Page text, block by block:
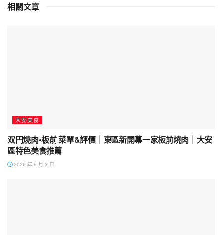
相關文章
大安美食
双円燒肉•板前 菜單&評價｜東區新開幕一家板前燒肉｜大安
區特色美食推薦
2026 年 6 月 3 日